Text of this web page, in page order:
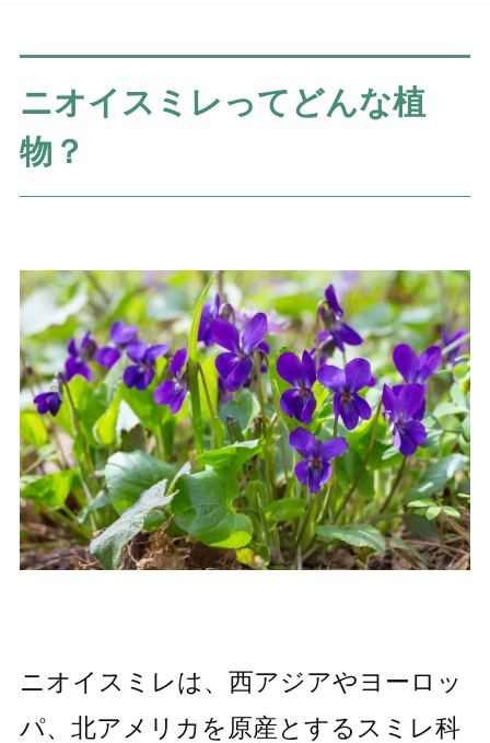
ニオイスミレってどんな植
物？
ニオイスミレは、西アジアやヨーロッ
パ、北アメリカを原産とするスミレ科